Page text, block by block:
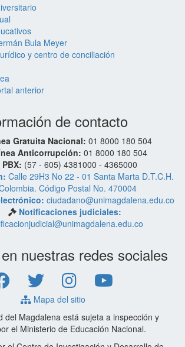
Bula Meyer
y centro de conciliación
anterior
de contacto
Gratuita Nacional: 01 8000 180 504
Anticorrupción: 01 8000 180 504
PBX: (57 - 605) 4381000 - 4365000
Calle 29H3 No 22 - 01 Santa Marta D.T.C.H.
Código Postal No. 470004
ciudadano@unimagdalena.edu.co
Notificaciones judiciales:
nuestras redes sociales
Mapa del sitio
del Magdalena está sujeta a inspección y
el Ministerio de Educación Nacional.